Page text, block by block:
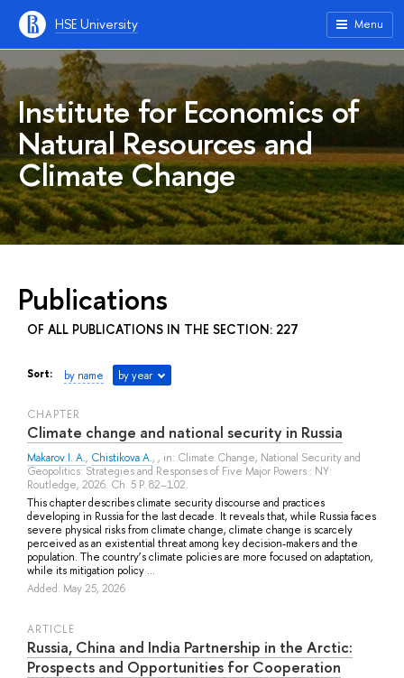
HSE University Menu
Institute for Economics of
Natural Resources and
Climate Change
Publications
OF ALL PUBLICATIONS IN THE SECTION: 227
Sort: by name by year
СHAPTER
Climate change and national security in Russia
Makarov I. A., Chistikova A., , in: Climate Change, National Security and
Geopolitics: Strategies and Responses of Five Major Powers.: NY:
Routledge, 2026. Ch. 5 P. 82–102.
This chapter describes climate security discourse and practices
developing in Russia for the last decade. It reveals that, while Russia faces
severe physical risks from climate change, climate change is scarcely
perceived as an existential threat among key decision-makers and the
population. The country’s climate policies are more focused on adaptation,
while its mitigation policy ...
Added: May 25, 2026
ARTICLE
Russia, China and India Partnership in the Arctic:
Prospects and Opportunities for Cooperation